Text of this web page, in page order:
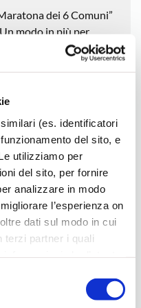
(es. identificatori
del sito, e
utilizziamo per
del sito, per fornire
analizzare in modo
l’esperienza on
dati sul modo in cui
terzi partner i quali
creando elenchi di
sui social media
dei 6 Comuni”
modo in più per
che parla di
Scopri di più!
2026
i grandi nomi della
e 3 novembre 2026 al